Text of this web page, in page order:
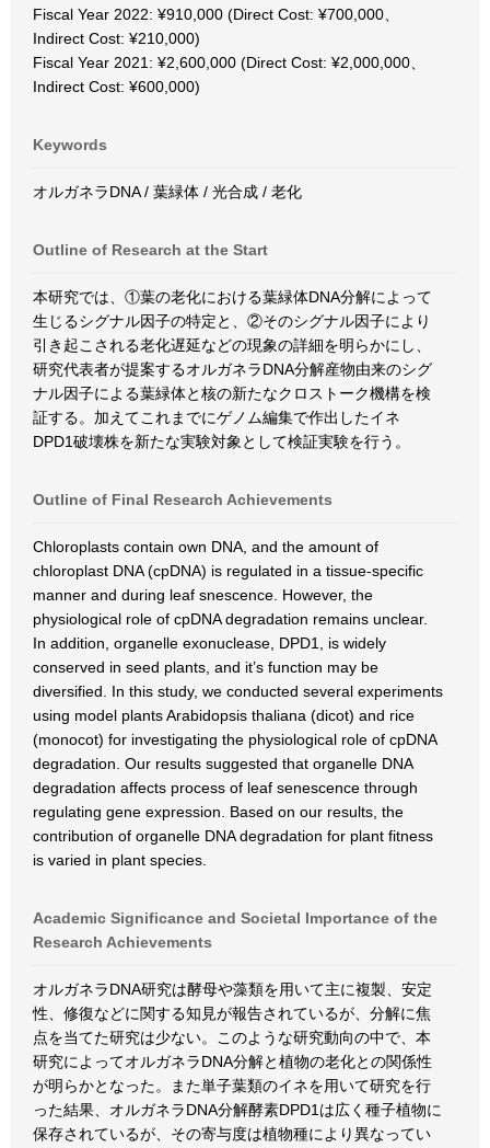
Fiscal Year 2022: ¥910,000 (Direct Cost: ¥700,000、
Indirect Cost: ¥210,000)
Fiscal Year 2021: ¥2,600,000 (Direct Cost: ¥2,000,000、
Indirect Cost: ¥600,000)
Keywords
オルガネラDNA / 葉緑体 / 光合成 / 老化
Outline of Research at the Start
本研究では、①葉の老化における葉緑体DNA分解によって
生じるシグナル因子の特定と、②そのシグナル因子により
引き起こされる老化遅延などの現象の詳細を明らかにし、
研究代表者が提案するオルガネラDNA分解産物由来のシグ
ナル因子による葉緑体と核の新たなクロストーク機構を検
証する。加えてこれまでにゲノム編集で作出したイネ
DPD1破壊株を新たな実験対象として検証実験を行う。
Outline of Final Research Achievements
Chloroplasts contain own DNA, and the amount of
chloroplast DNA (cpDNA) is regulated in a tissue-specific
manner and during leaf snescence. However, the
physiological role of cpDNA degradation remains unclear.
In addition, organelle exonuclease, DPD1, is widely
conserved in seed plants, and it’s function may be
diversified. In this study, we conducted several experiments
using model plants Arabidopsis thaliana (dicot) and rice
(monocot) for investigating the physiological role of cpDNA
degradation. Our results suggested that organelle DNA
degradation affects process of leaf senescence through
regulating gene expression. Based on our results, the
contribution of organelle DNA degradation for plant fitness
is varied in plant species.
Academic Significance and Societal Importance of the
Research Achievements
オルガネラDNA研究は酵母や藻類を用いて主に複製、安定
性、修復などに関する知見が報告されているが、分解に焦
点を当てた研究は少ない。このような研究動向の中で、本
研究によってオルガネラDNA分解と植物の老化との関係性
が明らかとなった。また単子葉類のイネを用いて研究を行
った結果、オルガネラDNA分解酵素DPD1は広く種子植物に
保存されているが、その寄与度は植物種により異なってい